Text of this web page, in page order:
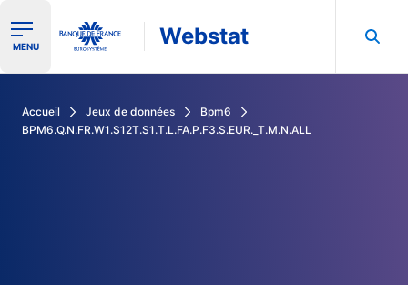
Ouvrir le menu de navigation
MENU Webstat
Accueil Jeux de données
Bpm6
BPM6.Q.N.FR.W1.S12T.S1.T.L.FA.P.F3.S.EUR._T.M.N.ALL